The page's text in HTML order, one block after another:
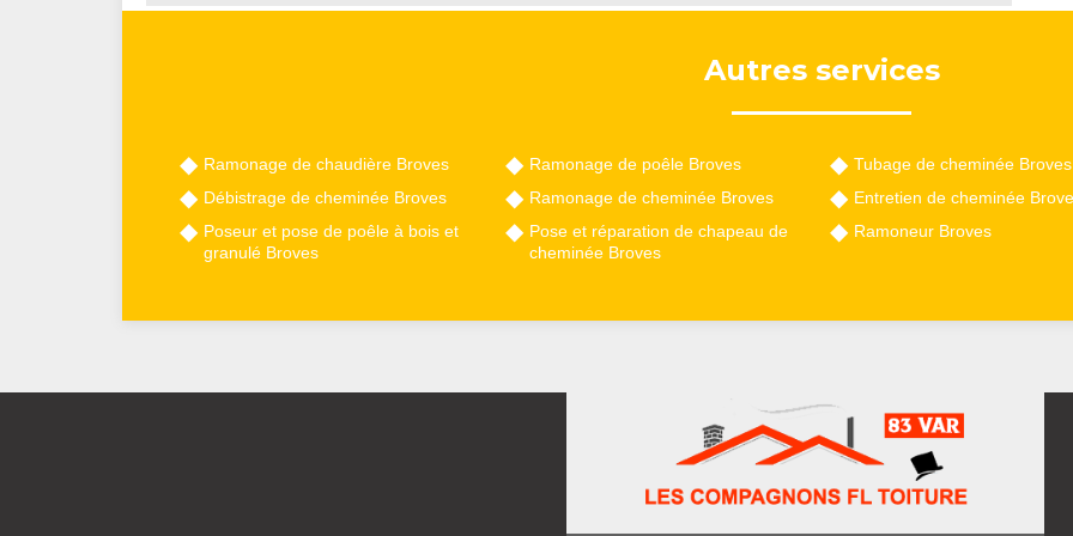
Autres services
Ramonage de chaudière Broves
Débistrage de cheminée Broves
Poseur et pose de poêle à bois et
granulé Broves
Ramonage de poêle Broves
Ramonage de cheminée Broves
Pose et réparation de chapeau de
cheminée Broves
Tubage de cheminée Broves
Entretien de cheminée
Ramoneur Broves